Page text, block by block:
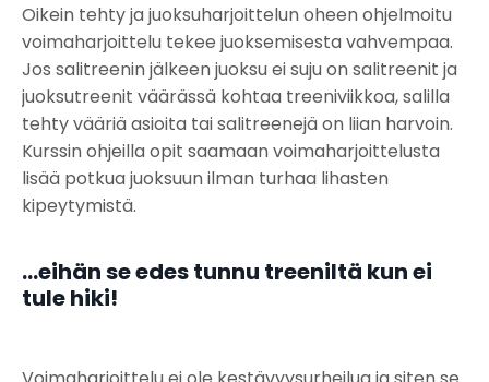
Oikein tehty ja juoksuharjoittelun oheen ohjelmoitu
voimaharjoittelu tekee juoksemisesta vahvempaa.
Jos salitreenin jälkeen juoksu ei suju on salitreenit ja
juoksutreenit väärässä kohtaa treeniviikkoa, salilla
tehty vääriä asioita tai salitreenejä on liian harvoin.
Kurssin ohjeilla opit saamaan voimaharjoittelusta
lisää potkua juoksuun ilman turhaa lihasten
kipeytymistä.
...eihän se edes tunnu treeniltä kun ei
tule hiki!